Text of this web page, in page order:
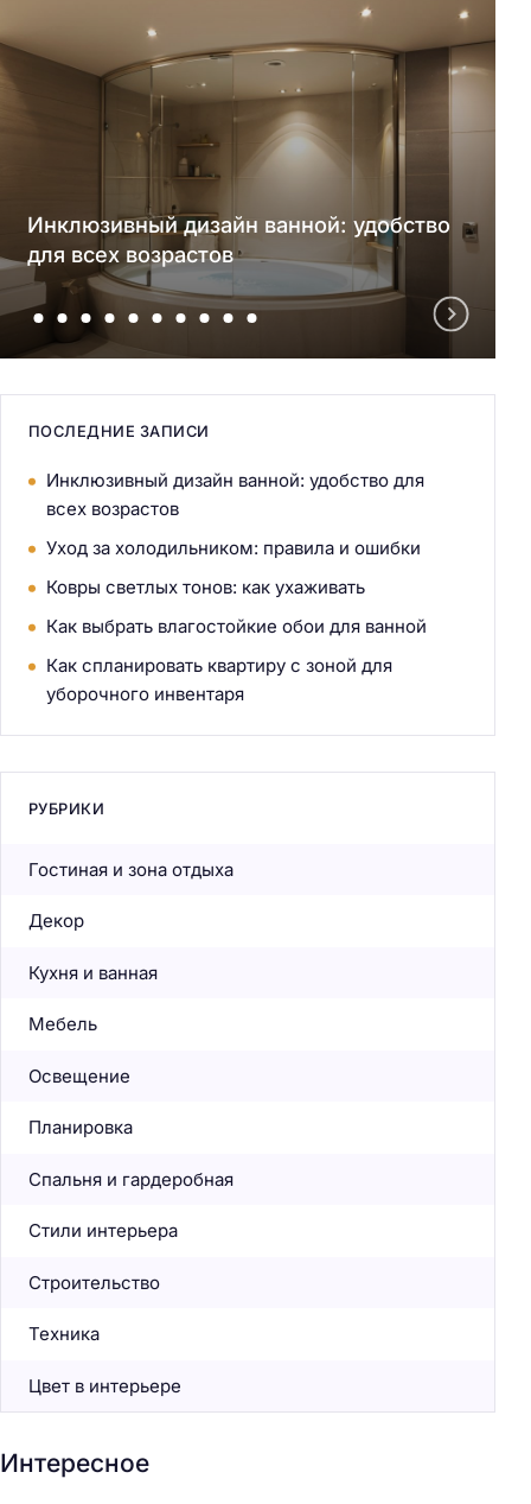
Инклюзивный дизайн ванной: удобство
для всех возрастов
ПОСЛЕДНИЕ ЗАПИСИ
Инклюзивный дизайн ванной: удобство для
всех возрастов
Уход за холодильником: правила и ошибки
Ковры светлых тонов: как ухаживать
Как выбрать влагостойкие обои для ванной
Как спланировать квартиру с зоной для
уборочного инвентаря
РУБРИКИ
Гостиная и зона отдыха
Декор
Кухня и ванная
Мебель
Освещение
Планировка
Спальня и гардеробная
Стили интерьера
Строительство
Техника
Цвет в интерьере
Интересное